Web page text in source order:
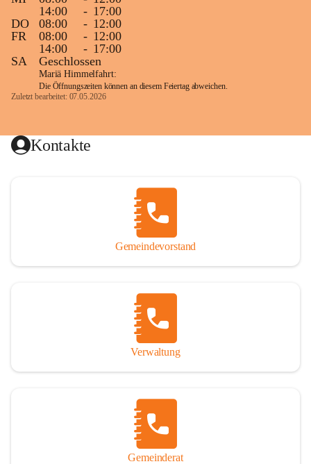
14:00
- 17:00
DO
08:00 - 12:00
FR
08:00 - 12:00
14:00
- 17:00
SA
Geschlossen
Mariä Himmelfahrt:
Die Öffnungszeiten können an diesem Feiertag abweichen.
Zuletzt bearbeitet: 07.05.2026
Kontakte
Gemeindevorstand
Verwaltung
Gemeinderat